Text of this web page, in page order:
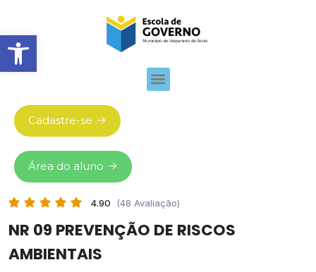
Abrir barra de ferramentas
Cadastre-se
Área do aluno
4.90 (48 Avaliação)
NR 09 PREVENÇÃO DE RISCOS
AMBIENTAIS